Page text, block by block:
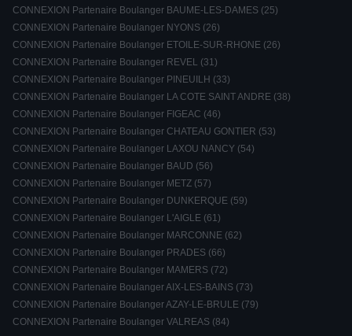
CONNEXION Partenaire Boulanger BAUME-LES-DAMES (25)
CONNEXION Partenaire Boulanger NYONS (26)
CONNEXION Partenaire Boulanger ETOILE-SUR-RHONE (26)
CONNEXION Partenaire Boulanger REVEL (31)
CONNEXION Partenaire Boulanger PINEUILH (33)
CONNEXION Partenaire Boulanger LA COTE SAINT ANDRE (38)
CONNEXION Partenaire Boulanger FIGEAC (46)
CONNEXION Partenaire Boulanger CHATEAU GONTIER (53)
CONNEXION Partenaire Boulanger LAXOU NANCY (54)
CONNEXION Partenaire Boulanger BAUD (56)
CONNEXION Partenaire Boulanger METZ (57)
CONNEXION Partenaire Boulanger DUNKERQUE (59)
CONNEXION Partenaire Boulanger L'AIGLE (61)
CONNEXION Partenaire Boulanger MARCONNE (62)
CONNEXION Partenaire Boulanger PRADES (66)
CONNEXION Partenaire Boulanger MAMERS (72)
CONNEXION Partenaire Boulanger AIX-LES-BAINS (73)
CONNEXION Partenaire Boulanger AZAY-LE-BRULE (79)
CONNEXION Partenaire Boulanger VALREAS (84)